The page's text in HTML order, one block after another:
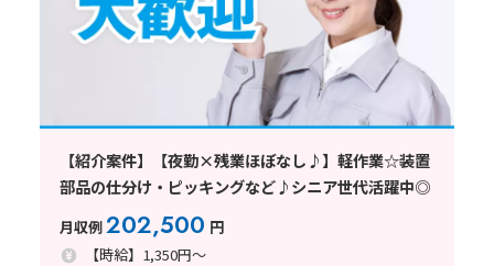
【紹介案件】【夜勤×残業ほぼなし♪】軽作業☆装置
部品の仕分け・ピッキングなど♪シニア世代活躍中◎
月収例202,500 円
【時給】1,350円～